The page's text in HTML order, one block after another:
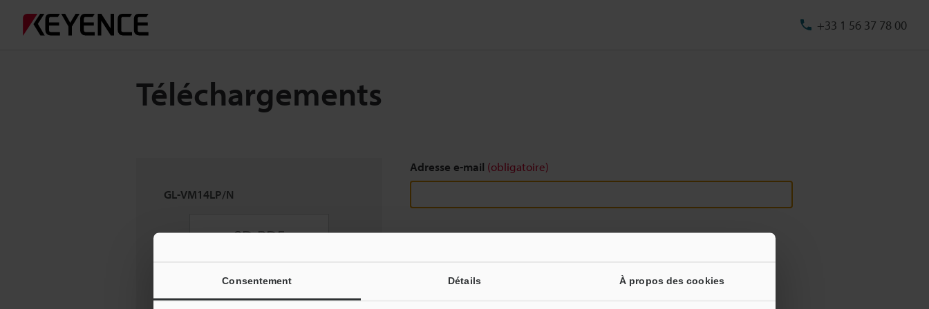
Consentement Détails À propos des cookies
+33 1 56 37 78 00
Téléchargements
GL-VM14LP/N
Adresse e-mail (obligatoire)